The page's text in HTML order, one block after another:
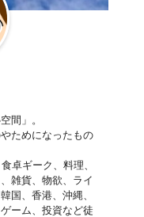
間」。
ためになったもの
卓ギーク、料理、
雑貨、物欲、ライ
国、香港、沖縄、
ーム、投資など徒